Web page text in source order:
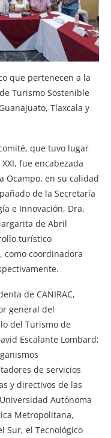
que pertenecen a la
Turismo Sostenible
Tlaxcala y
que tuvo lugar
fue encabezada
Ocampo, en su calidad
de la Secretaría
e Innovación, Dra.
de Abril
turístico
como coordinadora
de CANIRAC,
general del
del Turismo de
Escalante Lombard;
de servicios
y directivos de las
Autónoma
Metropolitana,
Sur, el Tecnológico